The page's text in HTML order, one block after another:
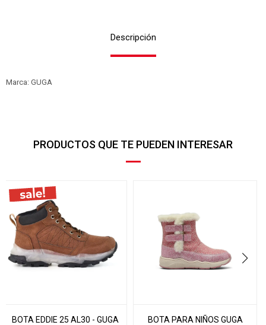
Descripción
Marca: GUGA
PRODUCTOS QUE TE PUEDEN INTERESAR
BOTA EDDIE 25 AL30 - GUGA
BOTA PARA NIÑOS GUGA